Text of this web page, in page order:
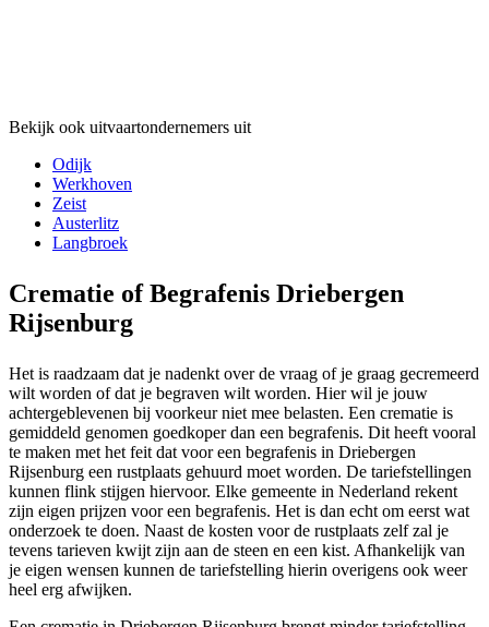
Bekijk ook uitvaartondernemers uit
Odijk
Werkhoven
Zeist
Austerlitz
Langbroek
Crematie of Begrafenis Driebergen
Rijsenburg
Het is raadzaam dat je nadenkt over de vraag of je graag gecremeerd
wilt worden of dat je begraven wilt worden. Hier wil je jouw
achtergeblevenen bij voorkeur niet mee belasten. Een crematie is
gemiddeld genomen goedkoper dan een begrafenis. Dit heeft vooral
te maken met het feit dat voor een begrafenis in Driebergen
Rijsenburg een rustplaats gehuurd moet worden. De tariefstellingen
kunnen flink stijgen hiervoor. Elke gemeente in Nederland rekent
zijn eigen prijzen voor een begrafenis. Het is dan echt om eerst wat
onderzoek te doen. Naast de kosten voor de rustplaats zelf zal je
tevens tarieven kwijt zijn aan de steen en een kist. Afhankelijk van
je eigen wensen kunnen de tariefstelling hierin overigens ook weer
heel erg afwijken.